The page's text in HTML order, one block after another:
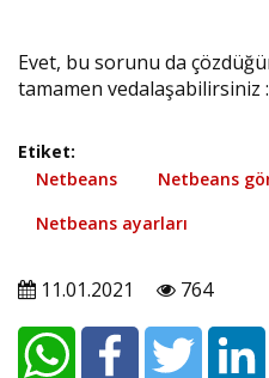
Evet, bu sorunu da
tamamen vedalaşabilirsiniz
Etiket:
Netbeans
Netbeans
Netbeans ayarları
11.01.2021 764